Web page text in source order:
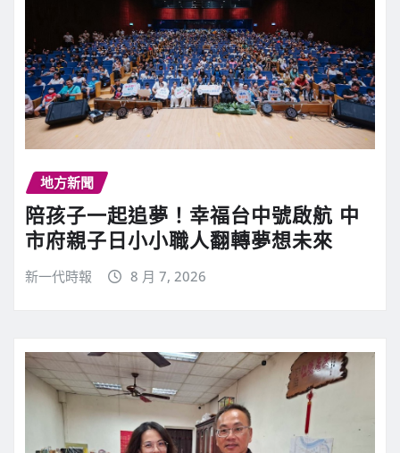
地方新聞
陪孩子一起追夢！幸福台中號啟航 中
市府親子日小小職人翻轉夢想未來
新一代時報 8 月 7, 2026